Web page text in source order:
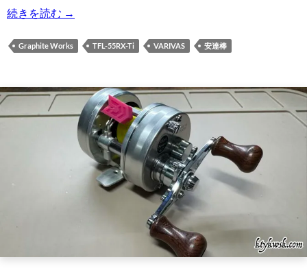
続きを読む VARIVAS Graphite Works TFL-55RX-Ti
→
Graphite Works TFL-55RX-Ti VARIVAS 安達棒